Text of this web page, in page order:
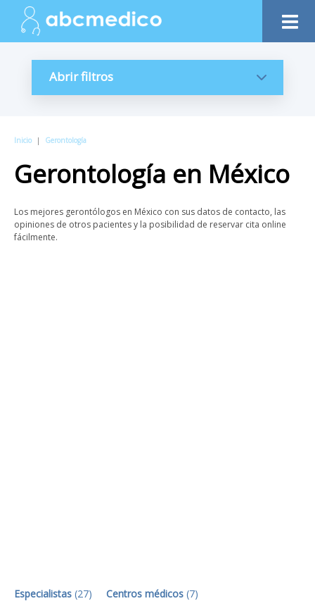
Abrir filtros
Inicio | Gerontología
Gerontología en México
Los mejores gerontólogos en México con sus datos de contacto, las
opiniones de otros pacientes y la posibilidad de reservar cita online
fácilmente.
Especialistas (27) Centros médicos (7)